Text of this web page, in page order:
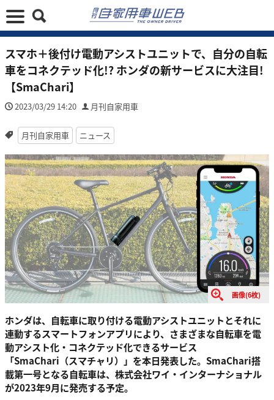
スマホ＋後付け電動アシストユニットで、自分の自転
車をコネクテッド化!? ホンダの新サービスに大注目!
【SmaChari】
2023/03/29 14:20 月刊自家用車
月刊自家用車 ニュース
画像(6枚)
ホンダは、自転車に取り付ける電動アシストユニットとそれに
連動するスマートフォンアプリにより、さまざまな自転車を電
動アシスト化・コネクテッド化できるサービス
「SmaChari（スマチャリ）」を本日発表した。SmaChari搭
載第一号となる自転車は、株式会社ワイ・インターナショナル
が2023年9月に発売する予定。